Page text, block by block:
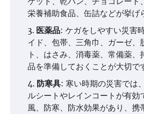
栄養補助食品、缶詰などが挙げ
医薬品: ケガをしやすい災害
イド、包帯、三角巾、ガーゼ、
ト、はさみ、消毒薬、常備薬
品を準備しておくことが大切で
防寒具: 寒い時期の災害では
ルシートやレインコートが有効
風、防寒、防水効果があり、携